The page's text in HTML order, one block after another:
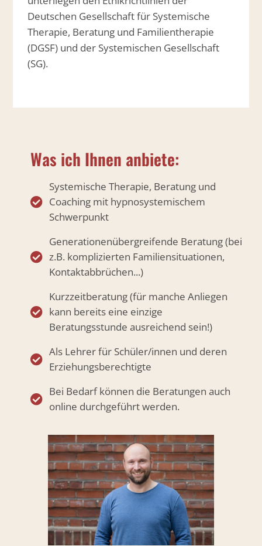
Deutschen Gesellschaft für Systemische
Therapie, Beratung und Familientherapie
(DGSF) und der Systemischen Gesellschaft
(SG).
Was ich Ihnen anbiete:
Systemische Therapie, Beratung und
Coaching mit hypnosystemischem
Schwerpunkt
Generationenübergreifende Beratung (bei
z.B. komplizierten Familiensituationen,
Kontaktabbrüchen...)
Kurzzeitberatung (für manche Anliegen
kann bereits eine einzige
Beratungsstunde ausreichend sein!)
Als Lehrer für Schüler/innen und deren
Erziehungsberechtigte
Bei Bedarf können die Beratungen auch
online durchgeführt werden.